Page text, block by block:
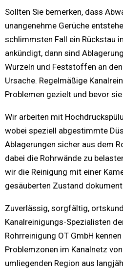
Sollten Sie bemerken, dass
unangenehme Gerüche
schlimmsten Fall ein Rückstau
ankündigt, dann sind
Wurzeln und Feststoffen an
Ursache. Regelmäßige
Problemen gezielt und bevor
Wir arbeiten mit
wobei speziell abgestimmte
Ablagerungen sicher aus dem
dabei die Rohrwände zu
wir die Reinigung mit einer
gesäuberten Zustand
Zuverlässig, sorgfältig,
Kanalreinigungs-Spezialisten
Rohrreinigung OT GmbH
Problemzonen im Kanalnetz
umliegenden Region aus